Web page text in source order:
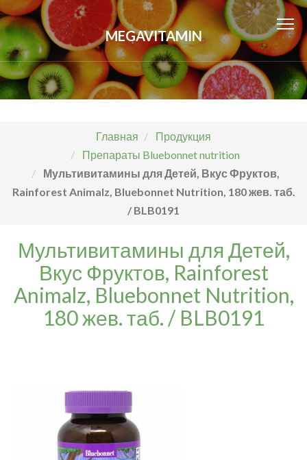
MEGAVITAMIN
Главная
Продукция
Препараты Bluebonnet nutrition
Мультивитамины для Детей, Вкус Фруктов,
Rainforest Animalz, Bluebonnet Nutrition, 180 жев. таб.
/ BLB0191
Мультивитамины для Детей,
Вкус Фруктов, Rainforest
Animalz, Bluebonnet Nutrition,
180 жев. таб. / BLB0191